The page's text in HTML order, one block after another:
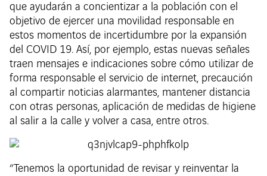
que ayudarán a concientizar a la población con el
objetivo de ejercer una movilidad responsable en
estos momentos de incertidumbre por la expansión
del COVID 19. Así, por ejemplo, estas nuevas señales
traen mensajes e indicaciones sobre cómo utilizar de
forma responsable el servicio de internet, precaución
al compartir noticias alarmantes, mantener distancia
con otras personas, aplicación de medidas de higiene
al salir a la calle y volver a casa, entre otros.
“Tenemos la oportunidad de revisar y reinventar la